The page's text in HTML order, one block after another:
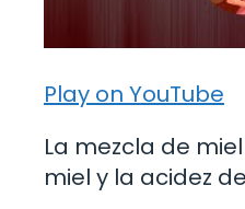
Play on YouTube
La mezcla de
miel y la acidez